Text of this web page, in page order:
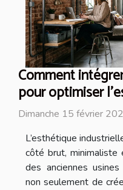
Comment
pour optimiser
Dimanche 15 février
L’esthétique
côté brut, minimaliste
des anciennes
non seulement de